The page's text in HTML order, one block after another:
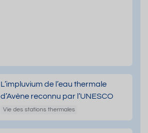
L’impluvium de l’eau thermale
d’Avène reconnu par l’UNESCO
Vie des stations thermales